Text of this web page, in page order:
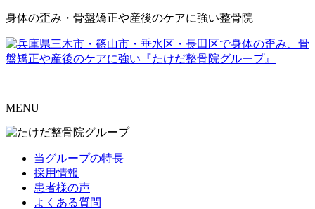
身体の歪み・骨盤矯正や産後のケアに強い整骨院
MENU
当グループの特長
採用情報
患者様の声
よくある質問